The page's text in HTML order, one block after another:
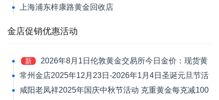
上海浦东梓康路黄金回收店
金店促销优惠活动
新
2026年8月1日伦敦黄金交易所今日金价：现货黄
金跌1.39%报4046.42美元/盎司
常州金店2025年12月23日-2026年1月4日圣诞元旦节活
动 黄金价格每克减120元
咸阳老凤祥2025年国庆中秋节活动 克重黄金每克减100